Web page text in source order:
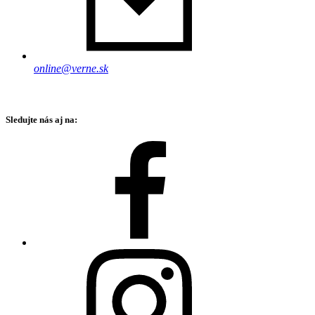
online@verne.sk
Sledujte nás aj na: